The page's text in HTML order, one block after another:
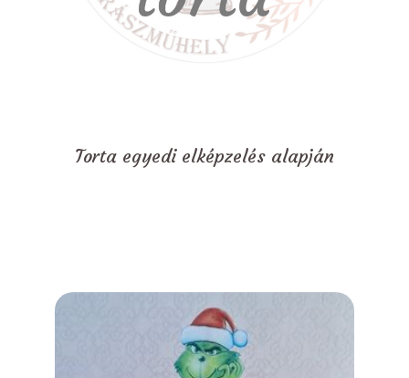
Torta egyedi elképzelés alapján